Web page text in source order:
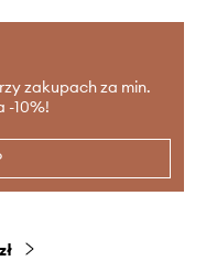
zakupach za min.
-10%!